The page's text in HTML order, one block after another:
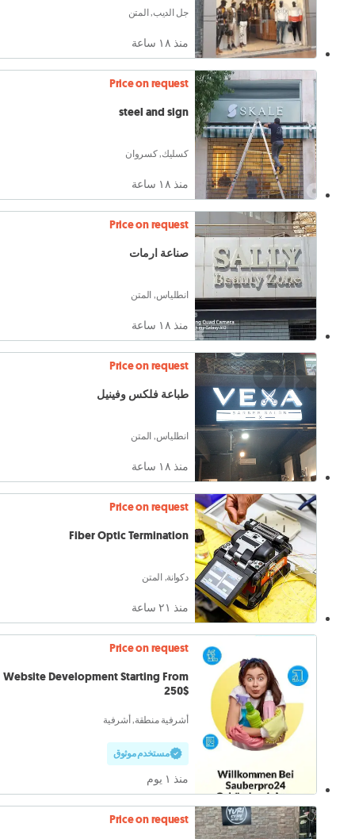
جل الديب, المتن
منذ ١٨ ساعة
Price on request
steel and sign
كسليك, كسروان
منذ ١٨ ساعة
Price on request
صناعة ارمات
انطلياس, المتن
منذ ١٨ ساعة
Price on request
طباعة فلكس وفينيل
انطلياس, المتن
منذ ١٨ ساعة
Price on request
Fiber Optic Termination
دكوانة, المتن
منذ ٢١ ساعة
Price on request
Website Development Starting From
250$
أشرفية منطقة, أشرفية
مستخدم موثوق
منذ ١ يوم
Price on request